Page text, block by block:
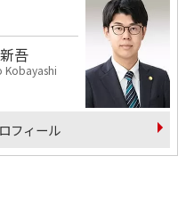
吾
Kobayashi
フィール